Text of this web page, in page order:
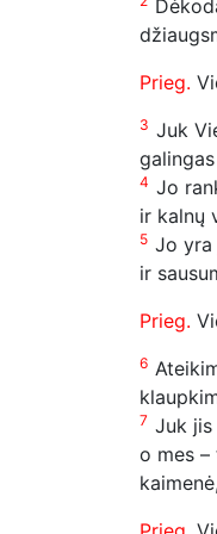
Prieg.
3 Juk
4 Jo
ir kalnų
5 Jo yra
ir
Prieg.
6
7 Juk jis
o mes